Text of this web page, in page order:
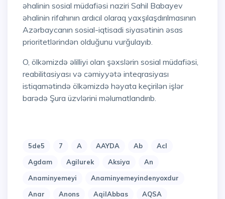
əhalinin sosial müdafiəsi naziri Sahil Babayev
əhalinin rifahının ardıcıl olaraq yaxşılaşdırılmasının
Azərbaycanın sosial-iqtisadi siyasətinin əsas
prioritetlərindən olduğunu vurğulayıb.
O, ölkəmizdə əlilliyi olan şəxslərin sosial müdafiəsi,
reabilitasiyası və cəmiyyətə inteqrasiyası
istiqamətində ölkəmizdə həyata keçirilən işlər
barədə Şura üzvlərini məlumatlandırıb.
5de5 7 A AAYDA Ab
Acl
Agdam
Agilurek Aksiya
An
Anaminyemeyi
Anaminyemeyindenyoxdur
Anar
Anons AqilAbbas
AQSA